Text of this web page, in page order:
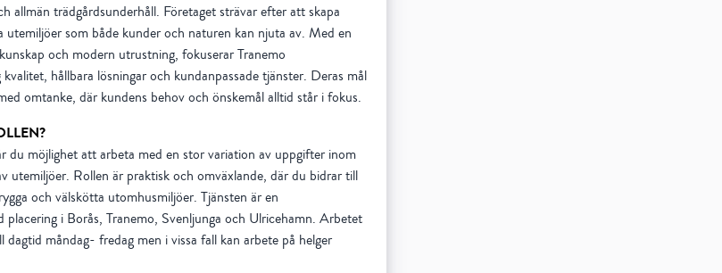
allmän trädgårdsunderhåll. Företaget strävar efter att skapa
utemiljöer som både kunder och naturen kan njuta av. Med en
och modern utrustning, fokuserar Tranemo
hållbara lösningar och kundanpassade tjänster. Deras mål
omtanke, där kundens behov och önskemål alltid står i fokus.
du möjlighet att arbeta med en stor variation av uppgifter inom
utemiljöer. Rollen är praktisk och omväxlande, där du bidrar till
och välskötta utomhusmiljöer. Tjänsten är en
placering i Borås, Tranemo, Svenljunga och Ulricehamn. Arbetet
måndag- fredag men i vissa fall kan arbete på helger